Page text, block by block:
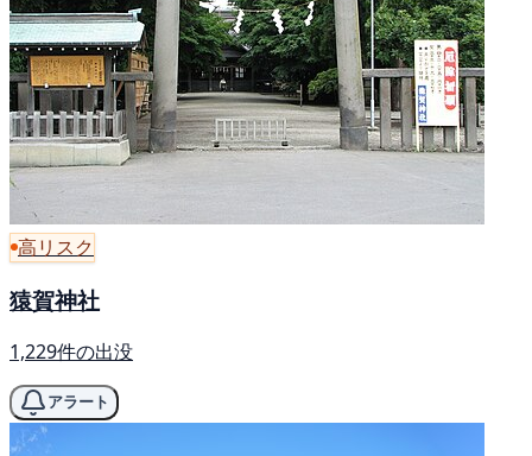
高リスク
猿賀神社
1,229件の出没
アラート